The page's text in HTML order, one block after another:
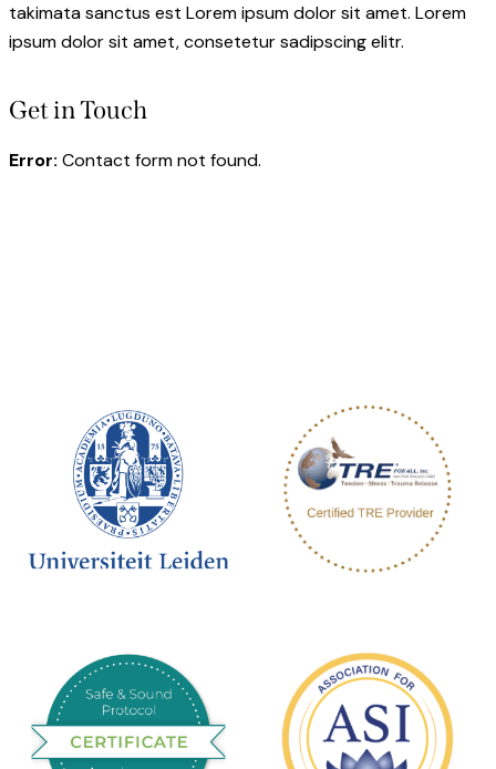
takimata sanctus est Lorem ipsum dolor sit amet. Lorem
ipsum dolor sit amet, consetetur sadipscing elitr.
Get in Touch
Error: Contact form not found.